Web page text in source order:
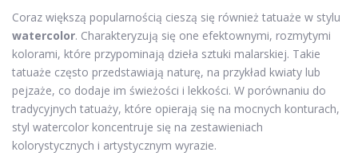
Coraz większą popularnością cieszą się również tatuaże w stylu
watercolor. Charakteryzują się one efektownymi, rozmytymi
kolorami, które przypominają dzieła sztuki malarskiej. Takie
tatuaże często przedstawiają naturę, na przykład kwiaty lub
pejzaże, co dodaje im świeżości i lekkości. W porównaniu do
tradycyjnych tatuaży, które opierają się na mocnych konturach,
styl watercolor koncentruje się na zestawieniach
kolorystycznych i artystycznym wyrazie.